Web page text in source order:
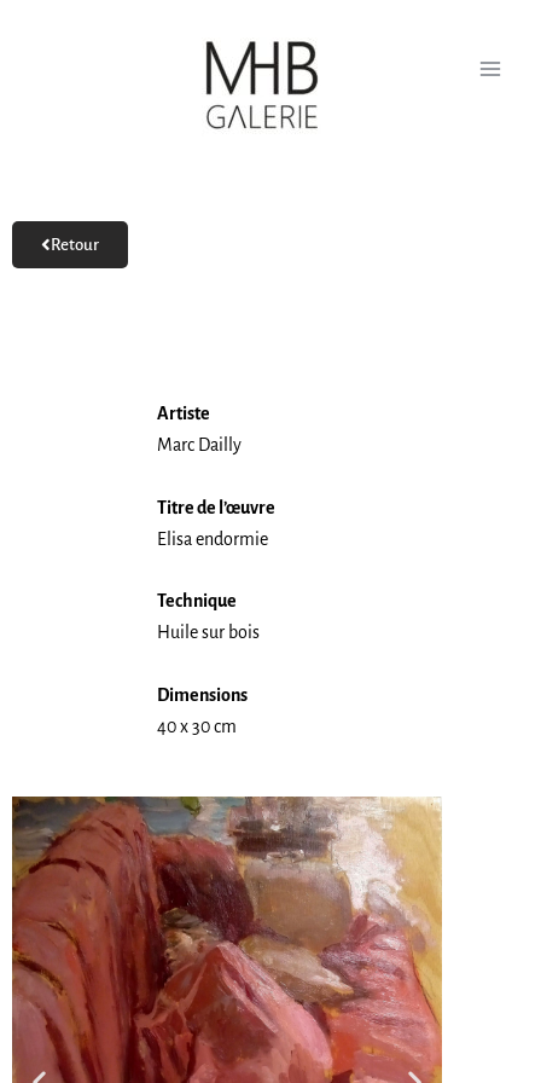
Retour
Artiste
Marc Dailly
Titre de l’œuvre
Elisa endormie
Technique
Huile sur bois
Dimensions
40 x 30 cm